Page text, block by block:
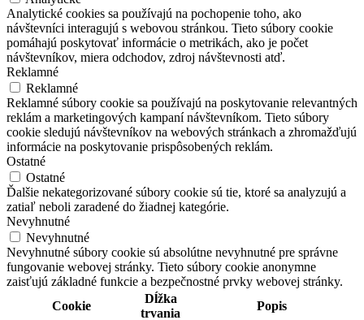
Analytické cookies sa používajú na pochopenie toho, ako
návštevníci interagujú s webovou stránkou. Tieto súbory cookie
pomáhajú poskytovať informácie o metrikách, ako je počet
návštevníkov, miera odchodov, zdroj návštevnosti atď.
Reklamné
Reklamné
Reklamné súbory cookie sa používajú na poskytovanie relevantných
reklám a marketingových kampaní návštevníkom. Tieto súbory
cookie sledujú návštevníkov na webových stránkach a zhromažďujú
informácie na poskytovanie prispôsobených reklám.
Ostatné
Ostatné
Ďalšie nekategorizované súbory cookie sú tie, ktoré sa analyzujú a
zatiaľ neboli zaradené do žiadnej kategórie.
Nevyhnutné
Nevyhnutné
Nevyhnutné súbory cookie sú absolútne nevyhnutné pre správne
fungovanie webovej stránky. Tieto súbory cookie anonymne
zaisťujú základné funkcie a bezpečnostné prvky webovej stránky.
Cookie
Dĺžka
trvania
Popis